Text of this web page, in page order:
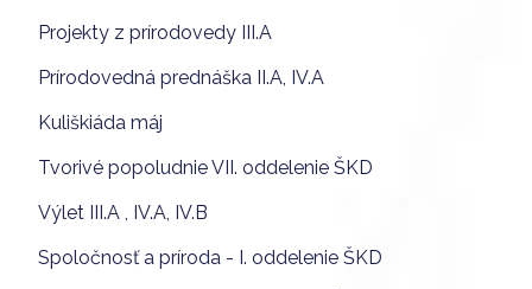
Projekty z prírodovedy III.A
Prírodovedná prednáška II.A, IV.A
Kuliškiáda máj
Tvorivé popoludnie VII. oddelenie ŠKD
Výlet III.A , IV.A, IV.B
Spoločnosť a príroda - I. oddelenie ŠKD